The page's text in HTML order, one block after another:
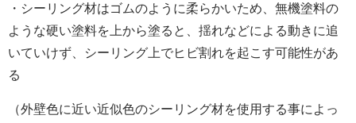
・シーリング材はゴムのように柔らかいため、無機塗料の
ような硬い塗料を上から塗ると、揺れなどによる動きに追
いていけず、シーリング上でヒビ割れを起こす可能性があ
る
（外壁色に近い近似色のシーリング材を使用する事によっ